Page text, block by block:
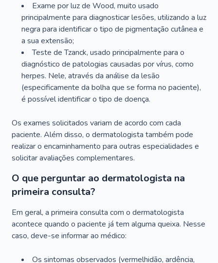
Exame por luz de Wood, muito usado
principalmente para diagnosticar lesões, utilizando a luz
negra para identificar o tipo de pigmentação cutânea e
a sua extensão;
Teste de Tzanck, usado principalmente para o
diagnóstico de patologias causadas por vírus, como
herpes. Nele, através da análise da lesão
(especificamente da bolha que se forma no paciente),
é possível identificar o tipo de doença.
Os exames solicitados variam de acordo com cada
paciente. Além disso, o dermatologista também pode
realizar o encaminhamento para outras especialidades e
solicitar avaliações complementares.
O que perguntar ao dermatologista na
primeira consulta?
Em geral, a primeira consulta com o dermatologista
acontece quando o paciente já tem alguma queixa. Nesse
caso, deve-se informar ao médico:
Os sintomas observados (vermelhidão, ardência,